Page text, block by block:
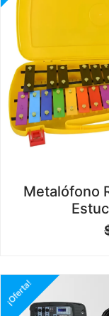
Metalófono
¡Oferta!